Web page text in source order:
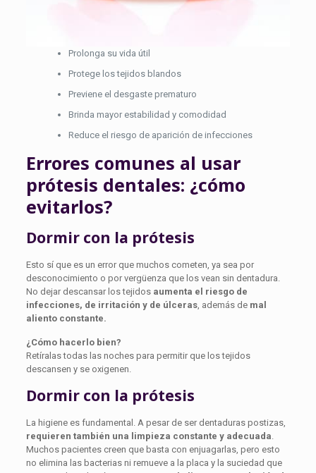
Prolonga su vida útil
Protege los tejidos blandos
Previene el desgaste prematuro
Brinda mayor estabilidad y comodidad
Reduce el riesgo de aparición de infecciones
Errores comunes al usar
prótesis dentales: ¿cómo
evitarlos?
Dormir con la prótesis
Esto sí que es un error que muchos cometen, ya sea por
desconocimiento o por vergüenza que los vean sin dentadura.
No dejar descansar los tejidos aumenta el riesgo de
infecciones, de irritación y de úlceras, además de mal
aliento constante.
¿Cómo hacerlo bien?
Retíralas todas las noches para permitir que los tejidos
descansen y se oxigenen.
Dormir con la prótesis
La higiene es fundamental. A pesar de ser dentaduras postizas,
requieren también una limpieza constante y adecuada.
Muchos pacientes creen que basta con enjuagarlas, pero esto
no elimina las bacterias ni remueve a la placa y la suciedad que